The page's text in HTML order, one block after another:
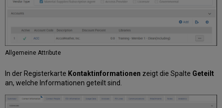
Allgemeine Attribute
In der Registerkarte Kontaktinformationen zeigt die Spalte Geteilt
an, welche Informationen geteilt sind.